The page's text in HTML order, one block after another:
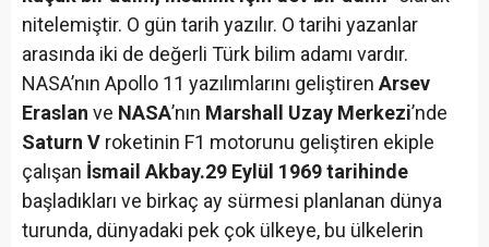
nitelemiştir. O gün tarih yazılır. O tarihi yazanlar
arasında iki de değerli Türk bilim adamı vardır.
NASA’nın Apollo 11 yazılımlarını geliştiren Arsev
Eraslan ve NASA’nın Marshall Uzay Merkezi’nde
Saturn V roketinin F1 motorunu geliştiren ekiple
çalışan İsmail Akbay.29 Eylül 1969 tarihinde
başladıkları ve birkaç ay sürmesi planlanan dünya
turunda, dünyadaki pek çok ülkeye, bu ülkelerin